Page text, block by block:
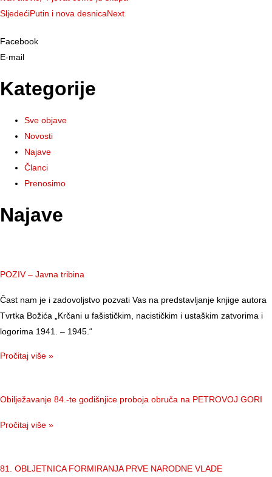
SljedećiPutin i nova desnicaNext
Facebook
E-mail
Kategorije
Sve objave
Novosti
Najave
Članci
Prenosimo
Najave
POZIV – Javna tribina
Čast nam je i zadovoljstvo pozvati Vas na predstavljanje knjige autora
Tvrtka Božića „Krčani u fašističkim, nacističkim i ustaškim zatvorima i
logorima 1941. – 1945.“
Pročitaj više »
Obilježavanje 84.-te godišnjice proboja obruča na PETROVOJ GORI
Pročitaj više »
81. OBLJETNICA FORMIRANJA PRVE NARODNE VLADE